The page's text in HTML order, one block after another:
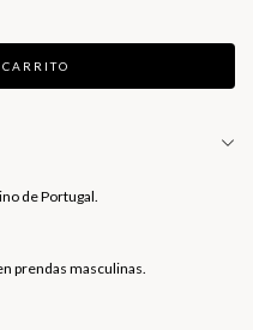
de Portugal.
prendas masculinas.